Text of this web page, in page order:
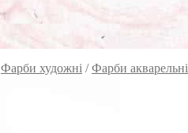
Фарби художні /Фарби акварельні